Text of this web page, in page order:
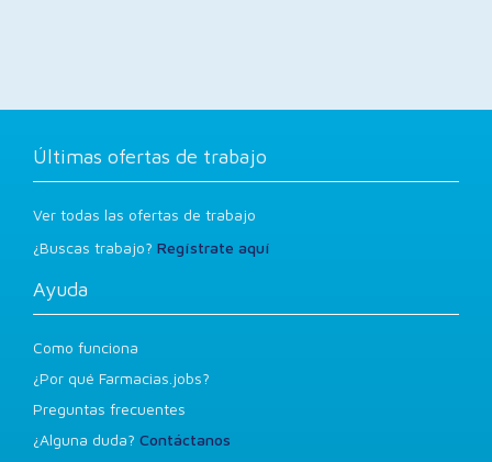
Últimas ofertas de trabajo
Ver todas las ofertas de trabajo
¿Buscas trabajo? Regístrate aquí
Ayuda
Como funciona
¿Por qué Farmacias.jobs?
Preguntas frecuentes
¿Alguna duda? Contáctanos